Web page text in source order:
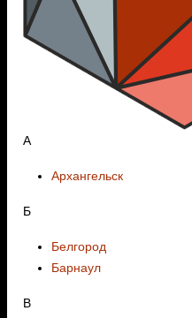
А
Архангельск
Б
Белгород
Барнаул
В